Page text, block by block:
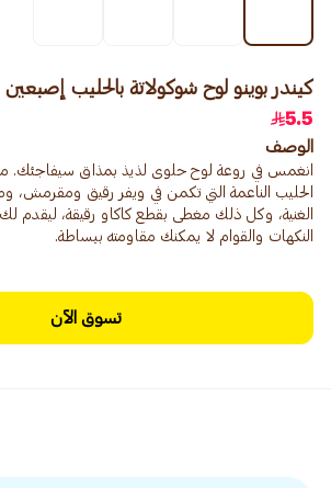
كيندر بوينو لوح شوكولاتة بالحليب إصبعين 43جرام
5.5
الوصف
انغمس في روعة لوح حلوى لذيذ بمذاق سيفاجئك.
الحليب الناعمة التي تكمن في ويفر رقيق ومقرمش،
الغنية، وكل ذلك مغطى بقطع كاكاو رقيقة، ليقدم
النكهات والقوام لا يمكنك مقاومته ببساطة.
تسوق الآن